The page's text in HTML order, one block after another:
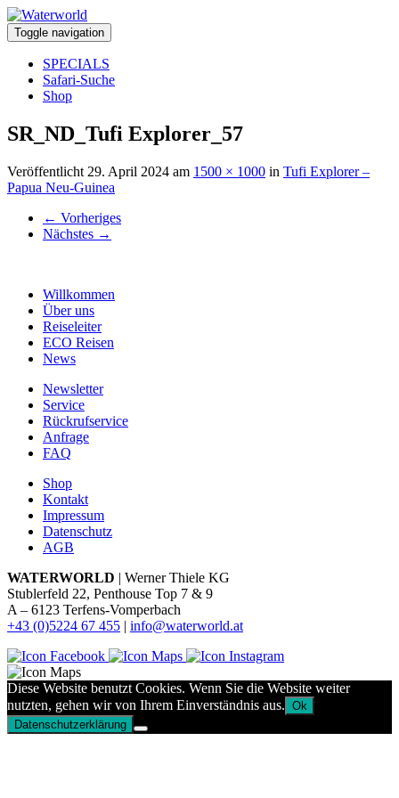
Toggle navigation
SPECIALS
Safari-Suche
Shop
SR_ND_Tufi Explorer_57
Veröffentlicht 29. April 2024 am 1500 × 1000 in Tufi Explorer –
Papua Neu-Guinea
← Vorheriges
Nächstes →
Willkommen
Über uns
Reiseleiter
ECO Reisen
News
Newsletter
Service
Rückrufservice
Anfrage
FAQ
Shop
Kontakt
Impressum
Datenschutz
AGB
WATERWORLD | Werner Thiele KG
Stublerfeld 22, Penthouse Top 7 & 9
A – 6123 Terfens-Vomperbach
+43 (0)5224 67 455 | info@waterworld.at
Diese Website benutzt Cookies. Wenn Sie die Website weiter
nutzten, gehen wir von Ihrem Einverständnis aus. Ok
Datenschutzerklärung